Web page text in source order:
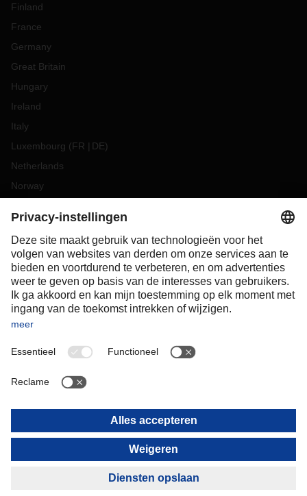
Finland
France
Germany
Great Britain
Hungary
Ireland
Italy
Luxembourg (FR DE)
Netherlands
Norway
Romania
Slovakia
Spain
Sweden
Switzerland
OCEANIA